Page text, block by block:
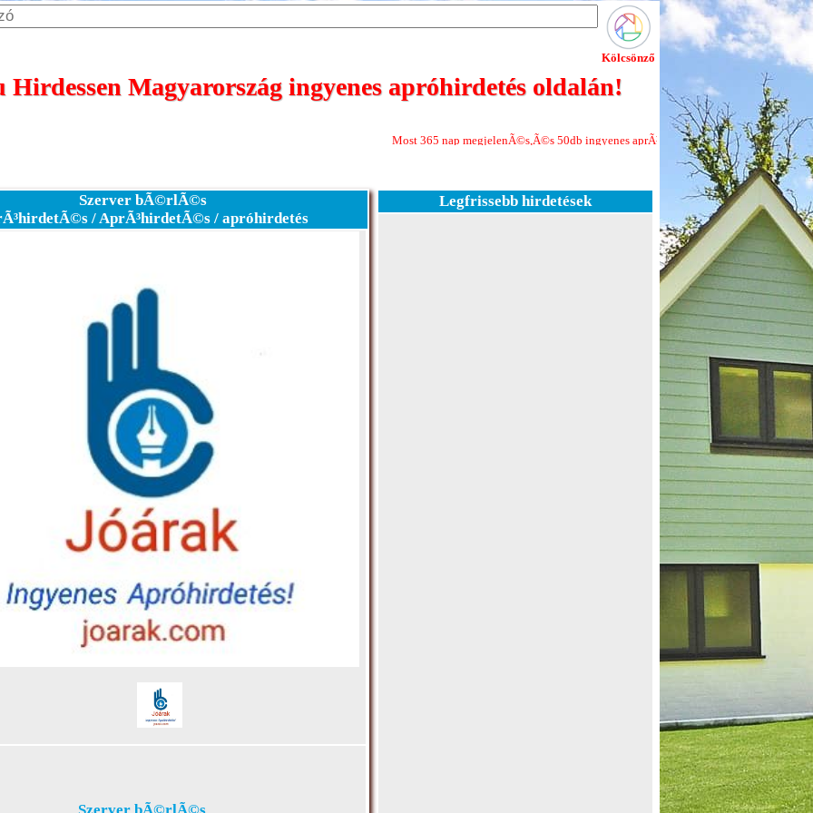
Kölcsönző
Hirdessen Magyarország ingyenes apróhirdetés oldalán!
Most 365 nap megjelenÃ©s,Ã©s 50db ingyenes aprÃ³hirdetÃ©s minden Ãºj
Szerver bÃ©rlÃ©s
/ AprÃ³hirdetÃ©s / apróhirdetés
Legfrissebb hirdetések